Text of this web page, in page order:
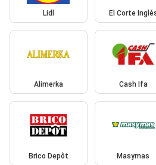
Lidl El Corte
Alimerka Cash Ifa
Brico Depôt Masymas